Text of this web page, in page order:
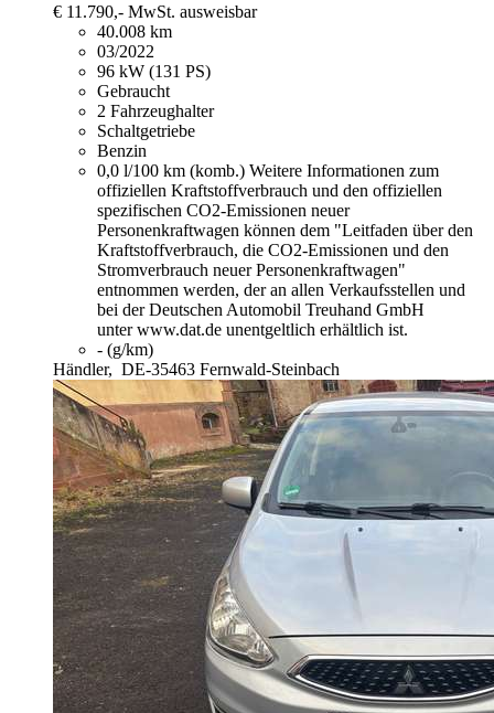
€ 11.790,- MwSt. ausweisbar
40.008 km
03/2022
96 kW (131 PS)
Gebraucht
2 Fahrzeughalter
Schaltgetriebe
Benzin
0,0 l/100 km (komb.) Weitere Informationen zum
offiziellen Kraftstoffverbrauch und den offiziellen
spezifischen CO2-Emissionen neuer
Personenkraftwagen können dem "Leitfaden über den
Kraftstoffverbrauch, die CO2-Emissionen und den
Stromverbrauch neuer Personenkraftwagen"
entnommen werden, der an allen Verkaufsstellen und
bei der Deutschen Automobil Treuhand GmbH
unter www.dat.de unentgeltlich erhältlich ist.
- (g/km)
Händler, DE-35463 Fernwald-Steinbach